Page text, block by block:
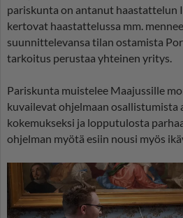
pariskunta on antanut haastattelun
kertovat haastattelussa mm.
suunnittelevansa tilan ostamista
tarkoitus perustaa yhteinen yritys.
Pariskunta muistelee Maajussille
kuvailevat ohjelmaan osallistumista
kokemukseksi ja lopputulosta
ohjelman myötä esiin nousi myös